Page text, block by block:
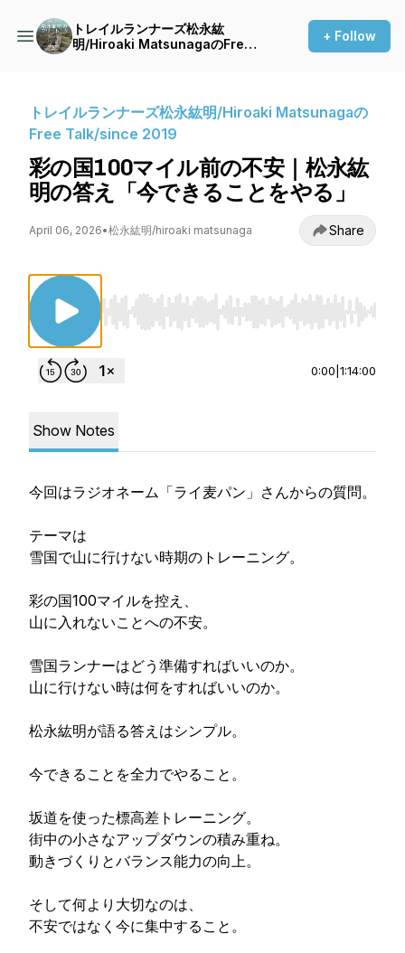
トレイルランナーズ松永紘
明/Hiroaki MatsunagaのFree
+ Follow
トレイルランナーズ松永紘明/Hiroaki Matsunagaの
Free Talk/since 2019
彩の国100マイル前の不安｜松永紘
明の答え「今できることをやる」
April 06, 2026•松永紘明/hiroaki matsunaga Share
Use Left/Right to seek, Home/End to jump to
0:00 1:14:00
Show Notes
今回はラジオネーム「ライ麦パン」さんからの質問。
テーマは
雪国で山に行けない時期のトレーニング。
彩の国100マイルを控え、
山に入れないことへの不安。
雪国ランナーはどう準備すればいいのか。
山に行けない時は何をすればいいのか。
松永紘明が語る答えはシンプル。
今できることを全力でやること。
坂道を使った標高差トレーニング。
街中の小さなアップダウンの積み重ね。
動きづくりとバランス能力の向上。
そして何より大切なのは、
不安ではなく今に集中すること。